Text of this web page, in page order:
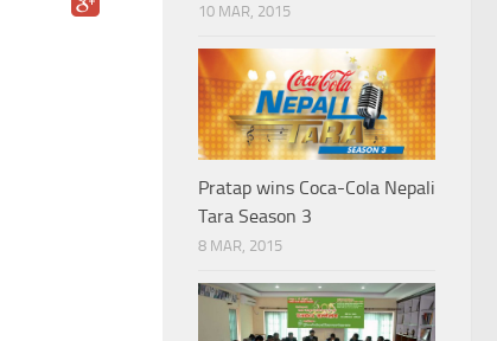
10 MAR, 2015
Pratap wins Coca-Cola Nepali
Tara Season 3
8 MAR, 2015